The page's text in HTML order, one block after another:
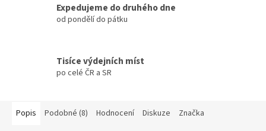
Expedujeme do druhého dne
od pondělí do pátku
Tisíce výdejních míst
po celé ČR a SR
Popis Podobné (8) Hodnocení Diskuze Značka